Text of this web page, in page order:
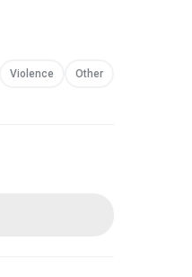
Violence Other